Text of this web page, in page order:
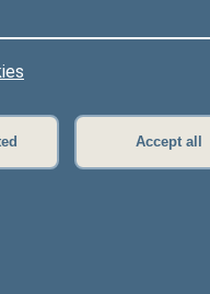
Accept all
in progress
>Plenary sittings>
Darbotvarkės